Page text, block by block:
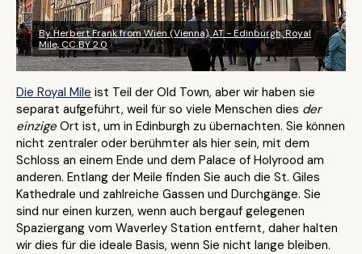
By Herbert Frank from Wien (Vienna), AT - Edinburgh, Royal
Mile, CC BY 2.0
Die Royal Mile ist Teil der Old Town, aber wir haben sie
separat aufgeführt, weil für so viele Menschen dies der
einzige Ort ist, um in Edinburgh zu übernachten. Sie können
nicht zentraler oder berühmter als hier sein, mit dem
Schloss an einem Ende und dem Palace of Holyrood am
anderen. Entlang der Meile finden Sie auch die St. Giles
Kathedrale und zahlreiche Gassen und Durchgänge. Sie
sind nur einen kurzen, wenn auch bergauf gelegenen
Spaziergang vom Waverley Station entfernt, daher halten
wir dies für die ideale Basis, wenn Sie nicht lange bleiben.